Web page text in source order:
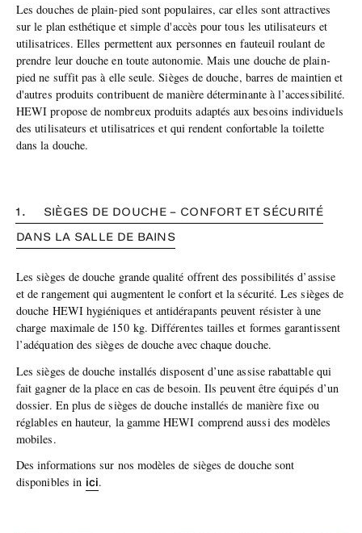
Les douches de plain-pied sont populaires, car elles sont attractives
sur le plan esthétique et simple d'accès pour tous les utilisateurs et
utilisatrices. Elles permettent aux personnes en fauteuil roulant de
prendre leur douche en toute autonomie. Mais une douche de plain-
pied ne suffit pas à elle seule. Sièges de douche, barres de maintien et
d'autres produits contribuent de manière déterminante à l’accessibilité.
HEWI propose de nombreux produits adaptés aux besoins individuels
des utilisateurs et utilisatrices et qui rendent confortable la toilette
dans la douche.
1. SIÈGES DE DOUCHE – CONFORT ET SÉCURITÉ
DANS LA SALLE DE BAINS
Les sièges de douche grande qualité offrent des possibilités d’assise
et de rangement qui augmentent le confort et la sécurité. Les sièges de
douche HEWI hygiéniques et antidérapants peuvent résister à une
charge maximale de 150 kg. Différentes tailles et formes garantissent
l’adéquation des sièges de douche avec chaque douche.
Les sièges de douche installés disposent d’une assise rabattable qui
fait gagner de la place en cas de besoin. Ils peuvent être équipés d’un
dossier. En plus de sièges de douche installés de manière fixe ou
réglables en hauteur, la gamme HEWI comprend aussi des modèles
mobiles.
Des informations sur nos modèles de sièges de douche sont
disponibles in ici.